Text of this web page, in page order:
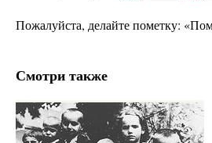
Пожалуйста, делайте пометку:
Смотри также